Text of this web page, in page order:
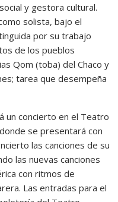
y gestora cultural.
solista, bajo el
por su trabajo
de los pueblos
Qom (toba) del Chaco y
tarea que desempeña
un concierto en el Teatro
se presentará con
las canciones de su
las nuevas canciones
con ritmos de
Las entradas para el